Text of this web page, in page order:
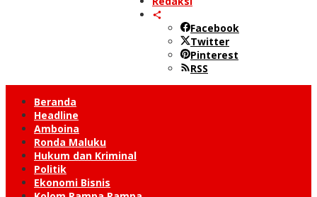
Facebook
Twitter
Pinterest
RSS
Beranda
Headline
Amboina
Ronda Maluku
Hukum dan Kriminal
Politik
Ekonomi Bisnis